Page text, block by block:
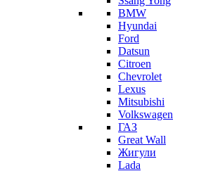
BMW
Hyundai
Ford
Datsun
Citroen
Chevrolet
Lexus
Mitsubishi
Volkswagen
ГАЗ
Great Wall
Жигули
Lada